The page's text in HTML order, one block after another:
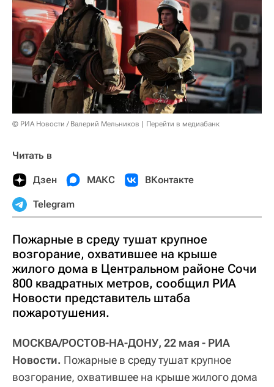
© РИА Новости / Валерий Мельников Перейти в медиабанк
Читать в
Дзен МАКС ВКонтакте
Telegram
Пожарные в среду тушат крупное
возгорание, охватившее на крыше
жилого дома в Центральном районе Сочи
800 квадратных метров, сообщил РИА
Новости представитель штаба
пожаротушения.
МОСКВА/РОСТОВ-НА-ДОНУ, 22 мая - РИА
Новости. Пожарные в среду тушат крупное
возгорание, охватившее на крыше жилого дома